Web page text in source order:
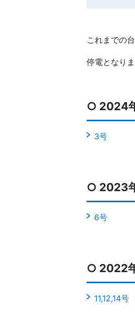
これまでの
停電となり
○ 2024
3号
○ 2023
6号
○ 2022
11,12,14号